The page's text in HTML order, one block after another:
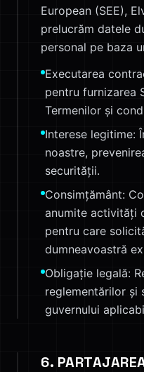
European (SEE),
prelucrăm datele
personal pe baza
Executarea
pentru furnizarea
Termenilor și
Interese legitime:
noastre,
securității.
Consimțământ:
anumite activități
pentru care
dumneavoastră
Obligație legală:
reglementărilor și
guvernului
6.